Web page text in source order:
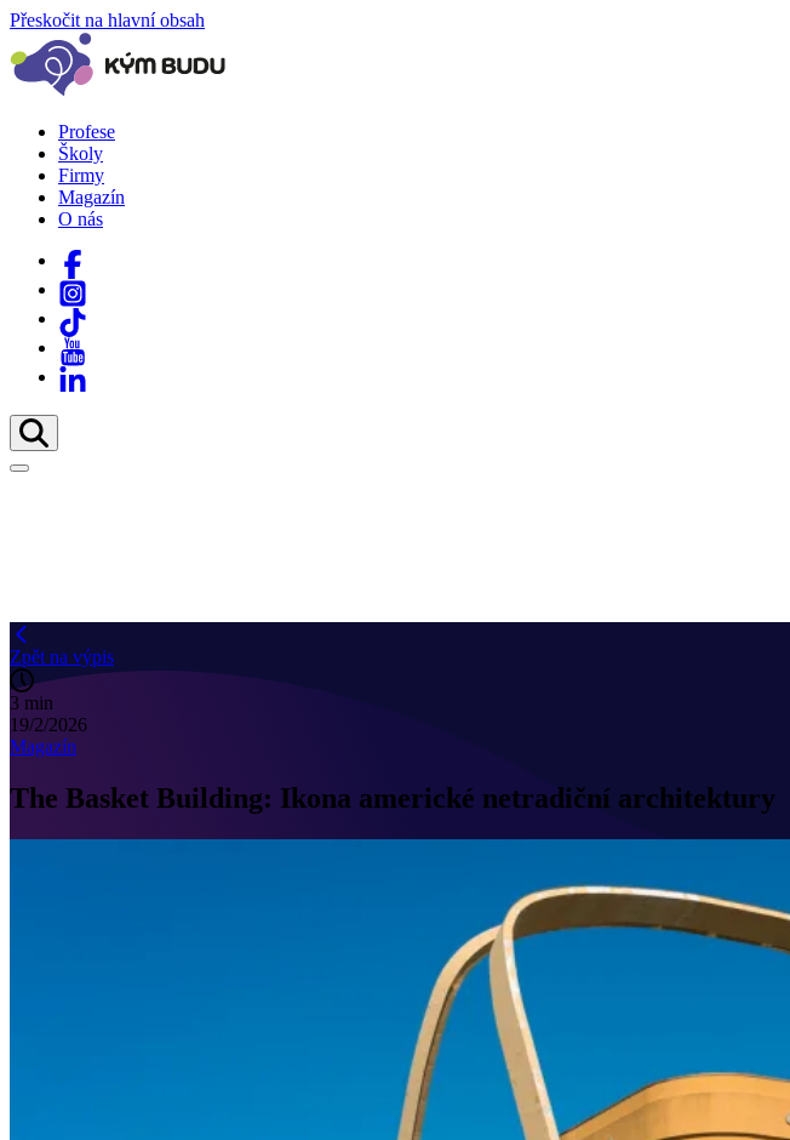
Přeskočit na hlavní obsah
Profese
Školy
Firmy
Magazín
O nás
Zpět na výpis
3 min
19/2/2026
Magazín
The Basket Building: Ikona americké netradiční architektury